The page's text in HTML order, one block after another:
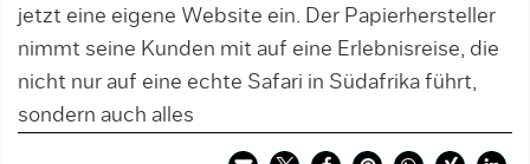
jetzt eine eigene Website ein. Der Papierhersteller
nimmt seine Kunden mit auf eine Erlebnisreise, die
nicht nur auf eine echte Safari in Südafrika führt,
sondern auch alles